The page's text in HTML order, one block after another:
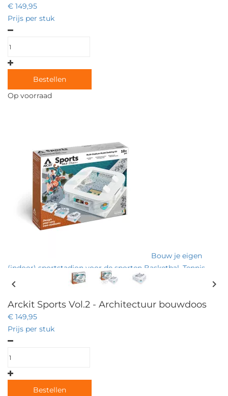
€ 149,95
Prijs per stuk
Bestellen
Op voorraad
Bouw je eigen
(indoor) sportstadion voor de sporten Basketbal, Tennis,
IJshockey, Zwemmen, Gymnastiek en Boksen met deze
chevron_left chevron_right
Arckit Sports Vol.2 - Architectuur bouwdoos
€ 149,95
Prijs per stuk
Bestellen